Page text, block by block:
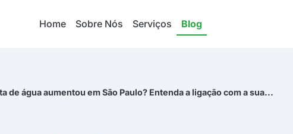
Home Sobre Nós Serviços Blog
de água aumentou em São Paulo? Entenda a ligação com a sua...